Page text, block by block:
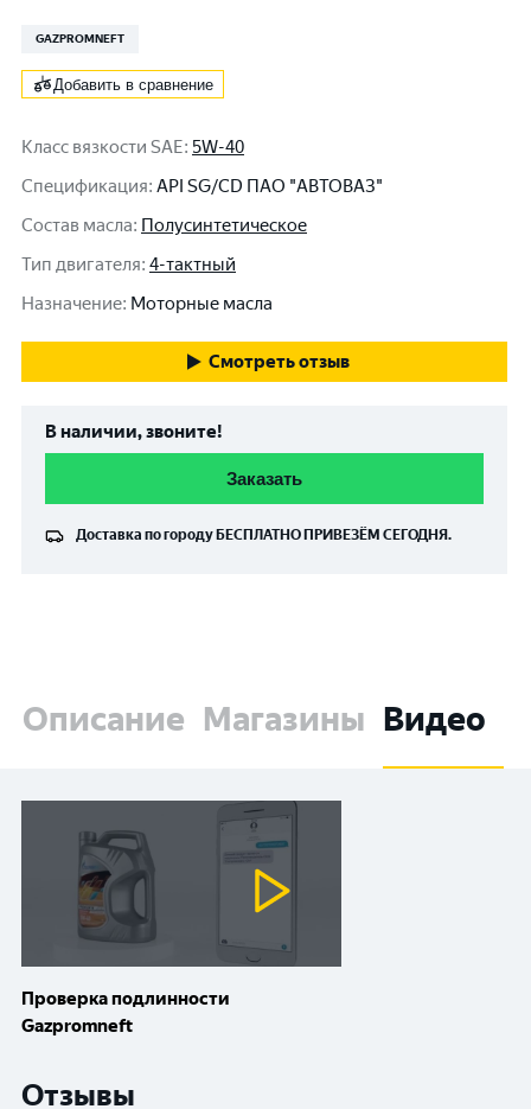
GAZPROMNEFT
Добавить в сравнение
Класс вязкости SAE: 5W-40
Спецификация: API SG/CD ПАО "АВТОВАЗ"
Состав масла: Полусинтетическое
Тип двигателя: 4-тактный
Назначение: Моторные масла
Смотреть отзыв
В наличии, звоните!
Заказать
Доставка по городу БЕСПЛАТНО ПРИВЕЗЁМ СЕГОДНЯ.
Описание Магазины Видео
Проверка подлинности
Gazpromneft
Отзывы